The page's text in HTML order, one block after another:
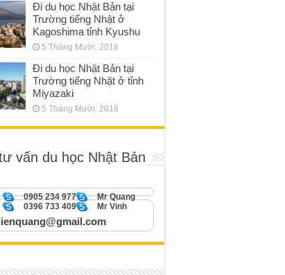
Đi du học Nhật Bản tại
Trường tiếng Nhật ở
Kagoshima tỉnh Kyushu
5 Tháng Mười, 2016
Đi du học Nhật Bản tại
Trường tiếng Nhật ở tỉnh
Miyazaki
5 Tháng Mười, 2016
vấn du học Nhật Bản
Mr Quang
0905 234 977
Mr Vinh
0396 733 409